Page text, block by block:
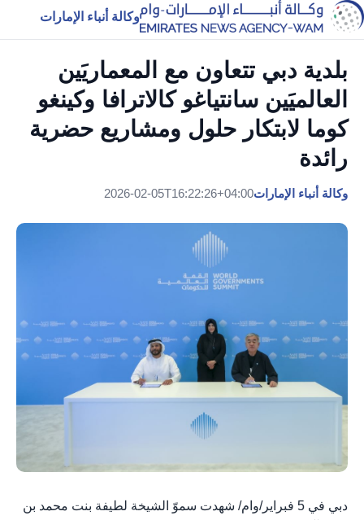
وكالة أنباء الإمارات
بلدية دبي تتعاون مع المعماريَين
العالميَين سانتياغو كالاترافا وكينغو
كوما لابتكار حلول ومشاريع حضرية
رائدة
وكالة أنباء الإمارات2026-02-05T16:22:26+04:00
دبي في 5 فبراير/وام/ شهدت سموّ الشيخة لطيفة بنت محمد بن